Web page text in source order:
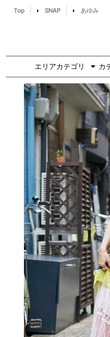
Top SNAP あゆみ
エリアカテゴリ カ